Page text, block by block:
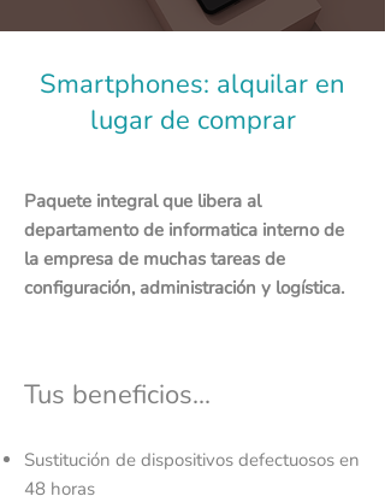
Smartphones: alquilar en
lugar de comprar
Paquete integral que libera al
departamento de informatica interno de
la empresa de muchas tareas de
configuración, administración y logística.
Tus beneficios...
Sustitución de dispositivos defectuosos en
48 horas